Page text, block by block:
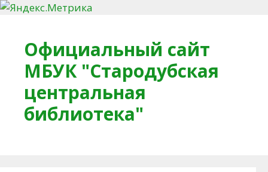
Официальный сайт
МБУК "Стародубская
центральная
библиотека"